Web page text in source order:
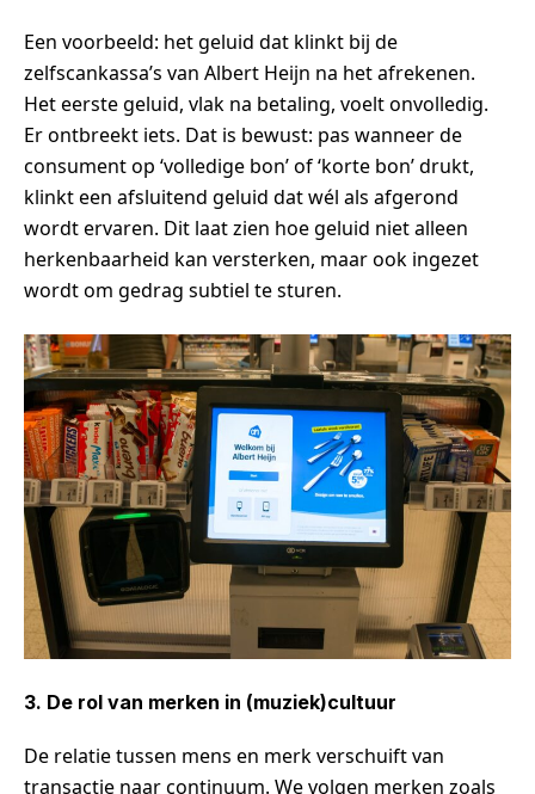
Een voorbeeld: het geluid dat klinkt bij de
zelfscankassa’s van Albert Heijn na het afrekenen.
Het eerste geluid, vlak na betaling, voelt onvolledig.
Er ontbreekt iets. Dat is bewust: pas wanneer de
consument op ‘volledige bon’ of ‘korte bon’ drukt,
klinkt een afsluitend geluid dat wél als afgerond
wordt ervaren. Dit laat zien hoe geluid niet alleen
herkenbaarheid kan versterken, maar ook ingezet
wordt om gedrag subtiel te sturen.
3. De rol van merken in (muziek)cultuur
De relatie tussen mens en merk verschuift van
transactie naar continuum. We volgen merken zoals